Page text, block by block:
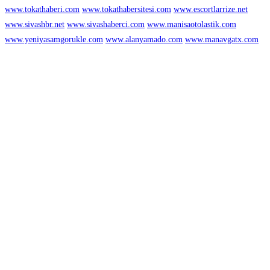
www.tokathaberi.com www.tokathabersitesi.com www.escortlarrize.net
www.sivashbr.net www.sivashaberci.com www.manisaotolastik.com
www.yeniyasamgorukle.com www.alanyamado.com www.manavgatx.com